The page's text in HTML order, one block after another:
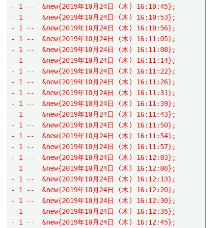
- 1 --  &new{2019年10月24日 (木) 16:10:45};
- 1 --  &new{2019年10月24日 (木) 16:10:53};
- 1 --  &new{2019年10月24日 (木) 16:10:56};
- 1 --  &new{2019年10月24日 (木) 16:11:05};
- 1 --  &new{2019年10月24日 (木) 16:11:08};
- 1 --  &new{2019年10月24日 (木) 16:11:14};
- 1 --  &new{2019年10月24日 (木) 16:11:22};
- 1 --  &new{2019年10月24日 (木) 16:11:26};
- 1 --  &new{2019年10月24日 (木) 16:11:31};
- 1 --  &new{2019年10月24日 (木) 16:11:39};
- 1 --  &new{2019年10月24日 (木) 16:11:43};
- 1 --  &new{2019年10月24日 (木) 16:11:50};
- 1 --  &new{2019年10月24日 (木) 16:11:54};
- 1 --  &new{2019年10月24日 (木) 16:11:57};
- 1 --  &new{2019年10月24日 (木) 16:12:03};
- 1 --  &new{2019年10月24日 (木) 16:12:08};
- 1 --  &new{2019年10月24日 (木) 16:12:13};
- 1 --  &new{2019年10月24日 (木) 16:12:20};
- 1 --  &new{2019年10月24日 (木) 16:12:30};
- 1 --  &new{2019年10月24日 (木) 16:12:35};
- 1 --  &new{2019年10月24日 (木) 16:12:45};